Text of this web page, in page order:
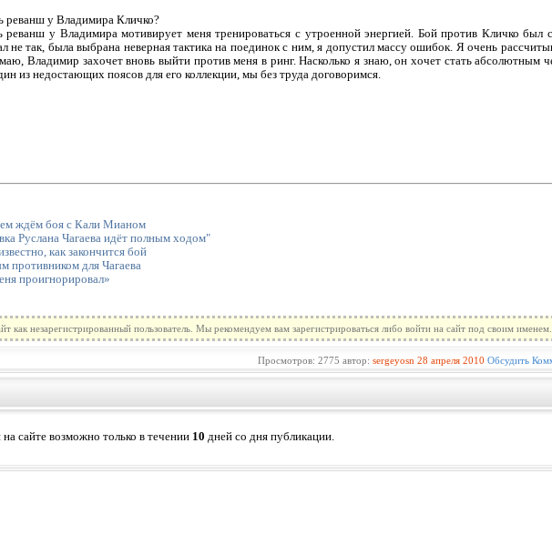
реванш у Владимира Кличко?
реванш у Владимира мотивирует меня тренироваться с утроенной энергией. Бой против Кличко был
не так, была выбрана неверная тактика на поединок с ним, я допустил массу ошибок. Я очень
Владимир захочет вновь выйти против меня в ринг. Насколько я знаю, он хочет стать абсолютным
из недостающих поясов для его коллекции, мы без труда договоримся.
ждём боя с Кали Мианом
Руслана Чагаева идёт полным ходом"
как закончится бой
для Чагаева
проигнорировал»
как незарегистрированный пользователь. Мы рекомендуем вам зарегистрироваться либо войти на сайт под своим именем.
Просмотров: 2775 автор: sergeyosn 28 апреля 2010 Обсудить
сайте возможно только в течении 10 дней со дня публикации.